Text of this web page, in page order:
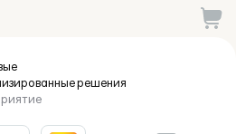
решения